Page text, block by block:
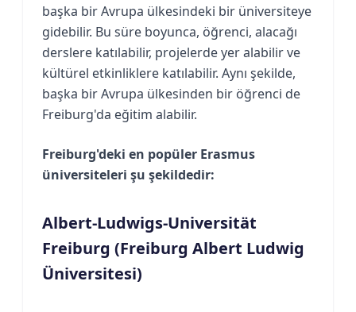
başka bir Avrupa ülkesindeki bir üniversiteye
gidebilir. Bu süre boyunca, öğrenci, alacağı
derslere katılabilir, projelerde yer alabilir ve
kültürel etkinliklere katılabilir. Aynı şekilde,
başka bir Avrupa ülkesinden bir öğrenci de
Freiburg'da eğitim alabilir.
Freiburg'deki en popüler Erasmus
üniversiteleri şu şekildedir:
Albert-Ludwigs-Universität
Freiburg (Freiburg Albert Ludwig
Üniversitesi)